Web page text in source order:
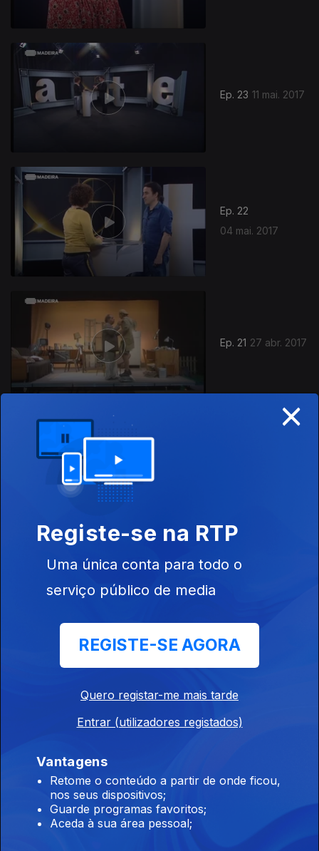
Ep. 23 11 mai. 2017
Ep. 22
04 mai. 2017
Ep. 21 27 abr. 2017
06 abr. 2017
×
Registe-se na RTP
Uma única conta para todo o
serviço público de media
REGISTE-SE AGORA
Quero registar-me mais tarde
Entrar (utilizadores registados)
Vantagens
Retome o conteúdo a partir de onde ficou,
nos seus dispositivos;
Guarde programas favoritos;
Aceda à sua área pessoal;